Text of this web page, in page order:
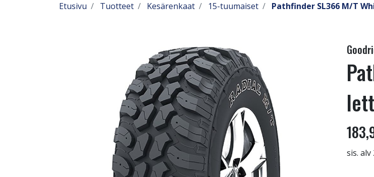
Etusivu Tuotteet Kesärenkaat 15-tuumaiset Pathfinder SL366 M/T
sis. alv